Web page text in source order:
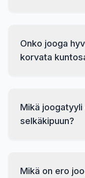
Onko jooga
korvata
Mikä joogatyyli
selkäkipuun?
Mikä on ero